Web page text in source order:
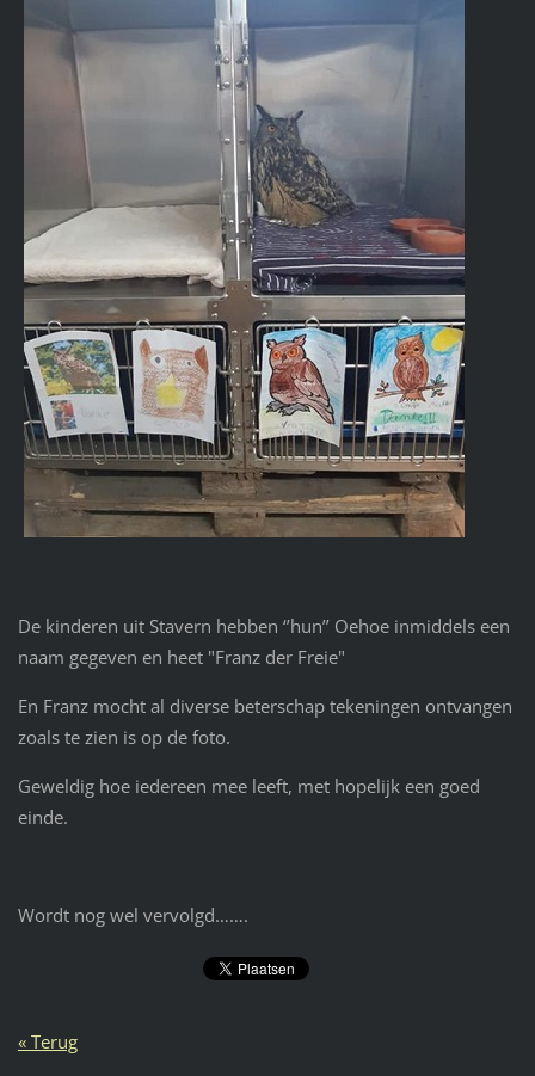
De kinderen uit Stavern hebben ‘’hun’’ Oehoe inmiddels een
naam gegeven en heet "Franz der Freie"
En Franz mocht al diverse beterschap tekeningen ontvangen
zoals te zien is op de foto.
Geweldig hoe iedereen mee leeft, met hopelijk een goed
einde.
Wordt nog wel vervolgd…….
« Terug